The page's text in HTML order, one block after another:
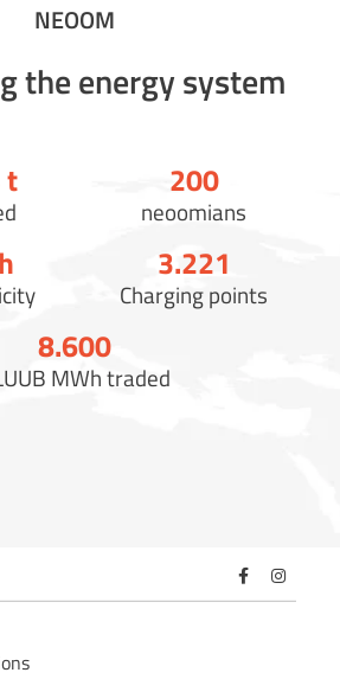
NEOOM
the energy system
t 200
neoomians
3.221
Charging points
8.600
MWh traded